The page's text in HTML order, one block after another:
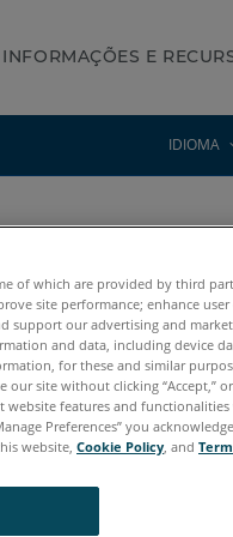
INFORMAÇÕES E
IDIOMA
of which are provided by third
site performance; enhance user
support our advertising and
and data, including device
for these and similar
site without clicking “Accept,”
website features and
Preferences” you
website, Cookie Policy, and